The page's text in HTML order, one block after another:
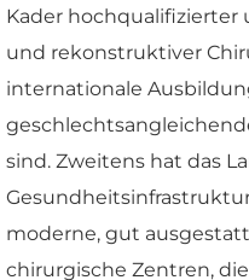
Kader hochqualifizierter
und rekonstruktiver
internationale
sind. Zweitens hat das
moderne, gut
chirurgische Zentren,